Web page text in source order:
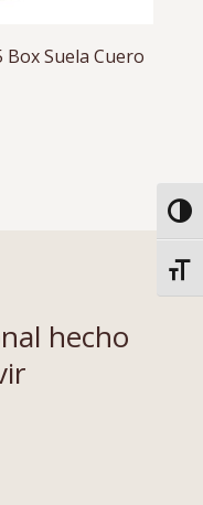
Box Suela Cuero
hecho